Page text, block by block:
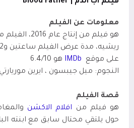
معلومات عن الفيلم
هو فيلم من
ريشيه، مدة عرض الفيلم ساعتين
على موقع
IMDb هو 6.4/10
النجوم: ميل جيبسون ، ايرين موريارتي
قصة الفيلم
هو فيلم من افلام الاكشن
حول